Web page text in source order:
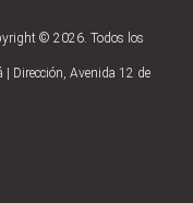
© 2026. Todos los
Dirección, Avenida 12 de